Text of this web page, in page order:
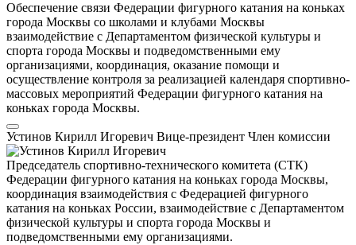
Обеспечение связи Федерации фигурного катания на коньках
города Москвы со школами и клубами Москвы
взаимодействие с Департаментом физической культуры и
спорта города Москвы и подведомственными ему
организациями, координация, оказание помощи и
осуществление контроля за реализацией календаря спортивно-
массовых мероприятий Федерации фигурного катания на
коньках города Москвы.
Устинов Кирилл Игоревич Вице-президент Член комиссии
Председатель спортивно-технического комитета (СТК)
Федерации фигурного катания на коньках города Москвы,
координация взаимодействия с Федерацией фигурного
катания на коньках России, взаимодействие с Департаментом
физической культуры и спорта города Москвы и
подведомственными ему организациями.